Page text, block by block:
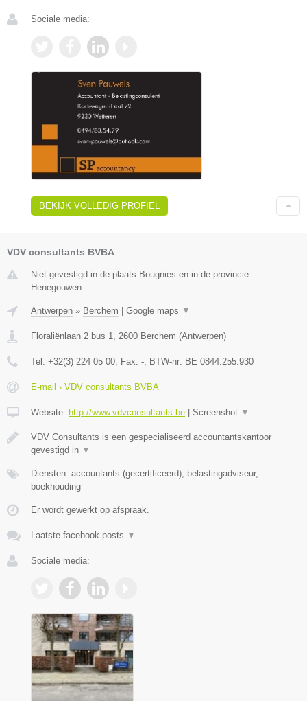
Sociale media:
BEKIJK VOLLEDIG PROFIEL
VDV consultants BVBA
Niet gevestigd in de plaats Bougnies en in de provincie
Henegouwen.
Antwerpen » Berchem | Google maps ▼
Floraliënlaan 2 bus 1 2600 Berchem (Antwerpen)
Tel: +32(3) 224 05 00 , Fax: - , BTW-nr: BE 0844.255.930
E-mail › VDV consultants BVBA
Website: http://www.vdvconsultants.be | Screenshot ▼
VDV Consultants is een gespecialiseerd accountantskantoor
gevestigd in ▼
Diensten: accountants (gecertificeerd), belastingadviseur,
boekhouding
Er wordt gewerkt op afspraak.
Laatste facebook posts ▼
Sociale media: